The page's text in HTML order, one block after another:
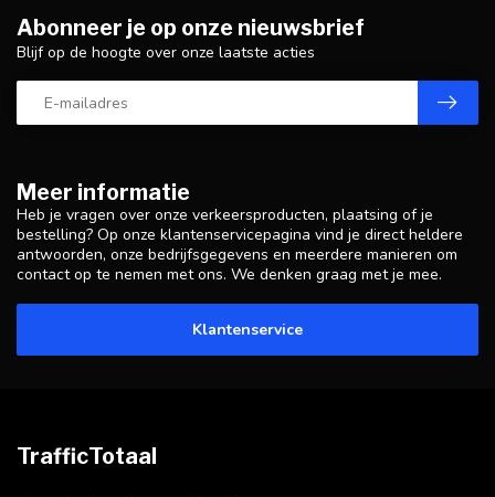
Meer informatie
Heb je vragen over onze verkeersproducten, plaatsing of je
bestelling? Op onze klantenservicepagina vind je direct heldere
antwoorden, onze bedrijfsgegevens en meerdere manieren om
contact op te nemen met ons. We denken graag met je mee.
Klantenservice
Abonneer je op onze nieuwsbrief
Blijf op de hoogte over onze laatste acties
TrafficTotaal